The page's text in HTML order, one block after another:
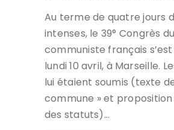
Au terme de quatre jours
intenses, le 39° Congrès
communiste français
lundi 10 avril, à Marseille.
lui étaient soumis (texte
commune » et
des statuts)…